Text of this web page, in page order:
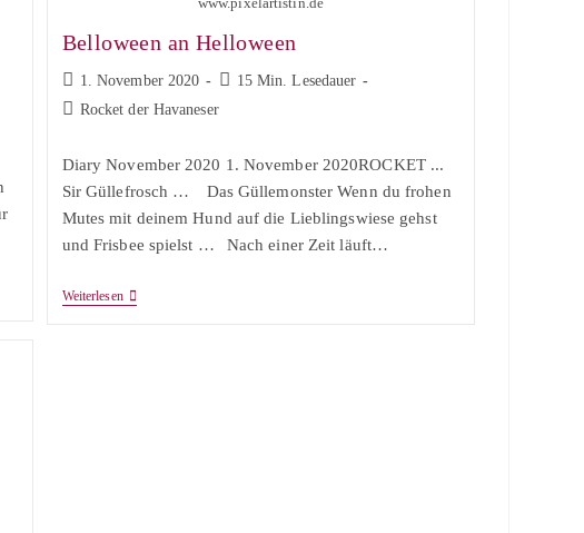
Belloween an Helloween
Beitrag
veröffentlicht:
1. November 2020 Lesedauer:
15 Min. Lesedauer
Beitrags-
Rocket der Havaneser
Diary November 2020 1. November 2020ROCKET ...
Sir Güllefrosch …⠀ Das Güllemonster Wenn du frohen
Mutes mit deinem Hund auf die Lieblingswiese gehst
und Frisbee spielst …⠀Nach einer Zeit läuft…
WeiterlesenBelloween